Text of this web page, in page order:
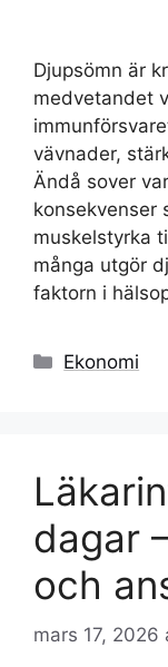
Djupsömn är
medvetandet
vävnader,
Ändå sover
konsekvenser
muskelstyrka
många utgör
faktorn i
Kategorier
Ekonomi
dagar
och
mars 17, 2026